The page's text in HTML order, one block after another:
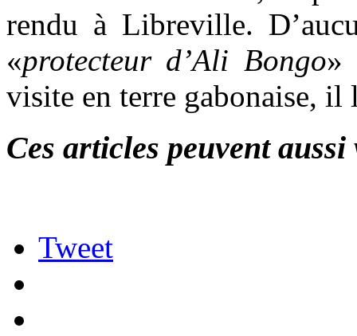
rendu à Libreville.
«protecteur d’Ali Bongo»
visite en terre gabonaise, il
Ces articles peuvent
Tweet